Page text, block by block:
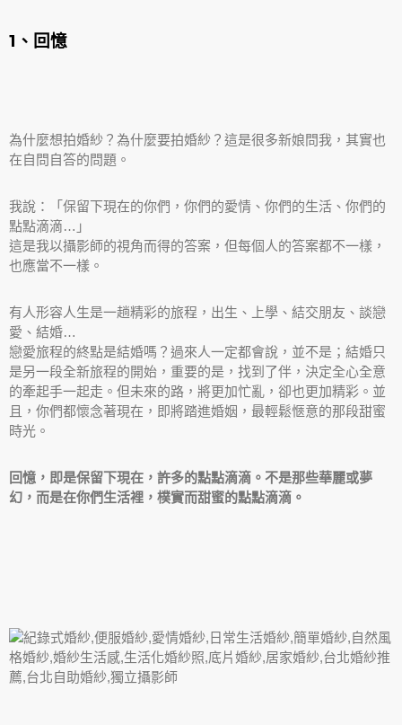
1、回憶
為什麼想拍婚紗？為什麼要拍婚紗？這是很多新娘問我，其實也
在自問自答的問題。
我說：「保留下現在的你們，你們的愛情、你們的生活、你們的
點點滴滴…」
這是我以攝影師的視角而得的答案，但每個人的答案都不一樣，
也應當不一樣。
有人形容人生是一趟精彩的旅程，出生、上學、結交朋友、談戀
愛、結婚…
戀愛旅程的終點是結婚嗎？過來人一定都會說，並不是；結婚只
是另一段全新旅程的開始，重要的是，找到了伴，決定全心全意
的牽起手一起走。但未來的路，將更加忙亂，卻也更加精彩。並
且，你們都懷念著現在，即將踏進婚姻，最輕鬆愜意的那段甜蜜
時光。
回憶，即是保留下現在，許多的點點滴滴。不是那些華麗或夢
幻，而是在你們生活裡，樸實而甜蜜的點點滴滴。